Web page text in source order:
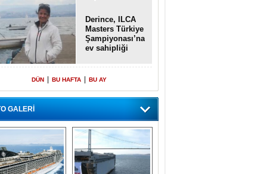
Derince, ILCA
Masters Türkiye
Şampiyonası’na
ev sahipliği
DÜN BU HAFTA BU AY
GALERİ